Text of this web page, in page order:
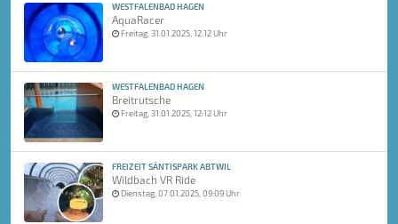
WESTFALENBAD HAGEN
AquaRacer
Freitag, 31.01.2025, 12:12 Uhr
WESTFALENBAD HAGEN
Breitrutsche
Freitag, 31.01.2025, 12:12 Uhr
FREIZEIT SÄNTISPARK ABTWIL
Wildbach VR Ride
Dienstag, 07.01.2025, 09:09 Uhr